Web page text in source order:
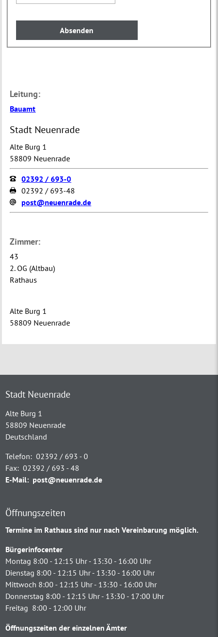
Leitung:
Bauamt
Stadt Neuenrade
Alte Burg 1
58809 Neuenrade
02392 / 693-0
02392 / 693-48
post@neuenrade.de
Zimmer:
43
2. OG (Altbau)
Rathaus
Alte Burg 1
58809 Neuenrade
Stadt Neuenrade
Alte Burg 1
58809 Neuenrade
Deutschland
Telefon: 02392 / 693 - 0
Fax: 02392 / 693 - 48
E-Mail: post@neuenrade.de
Öffnungszeiten
Termine im Rathaus sind nur nach Vereinbarung möglich.
Bürgerinfocenter
Montag 8:00 - 12:15 Uhr - 13:30 - 16:00 Uhr
Dienstag 8:00 - 12:15 Uhr - 13:30 - 16:00 Uhr
Mittwoch 8:00 - 12:15 Uhr - 13:30 - 16:00 Uhr
Donnerstag 8:00 - 12:15 Uhr - 13:30 - 17:00 Uhr
Freitag 8:00 - 12:00 Uhr
Öffnungszeiten der einzelnen Ämter